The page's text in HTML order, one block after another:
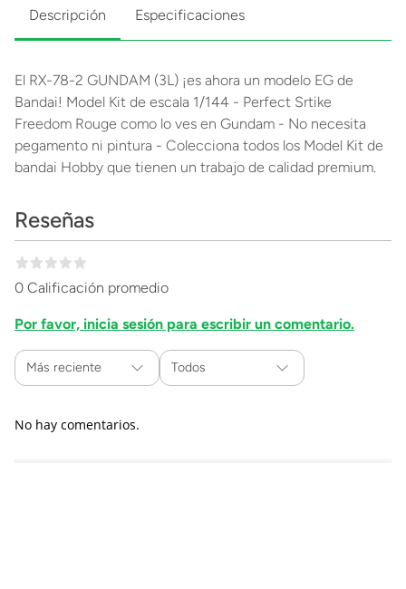
Descripción Especificaciones
El RX-78-2 GUNDAM (3L) ¡es ahora un modelo EG de
Bandai! Model Kit de escala 1/144 - Perfect Srtike
Freedom Rouge como lo ves en Gundam - No necesita
pegamento ni pintura - Colecciona todos los Model Kit de
bandai Hobby que tienen un trabajo de calidad premium.
Reseñas
0 Calificación promedio
Por favor, inicia sesión para escribir un comentario.
Más reciente Todos
No hay comentarios.